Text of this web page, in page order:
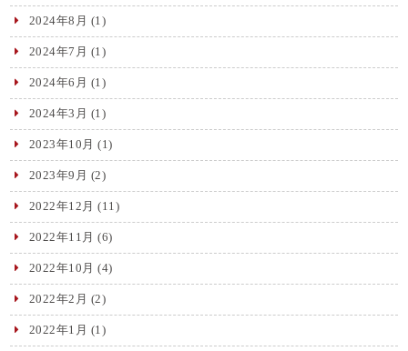
2024年8月 (1)
2024年7月 (1)
2024年6月 (1)
2024年3月 (1)
2023年10月 (1)
2023年9月 (2)
2022年12月 (11)
2022年11月 (6)
2022年10月 (4)
2022年2月 (2)
2022年1月 (1)